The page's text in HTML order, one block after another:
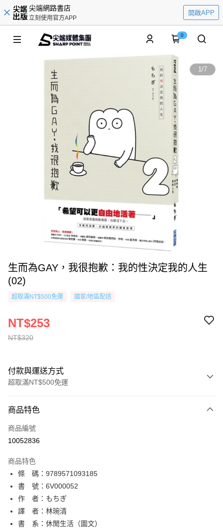
尖端網路書店
立刻使用官方APP
開啟APP
0
1/7
生而為GAY，我很抱歉：我的性決定我的人生
(02)
超取滿NT$500免運 國家/地區配送
NT$320
NT$253
付款與運送方式
超取滿NT$500免運
信用卡一次付款
超商取貨付款
相關說明
【關於「AFTEE先享後付」】
AFTEE先享後付是「在收到商品之後才付款」的支付方式。 讓您購物簡單
便利好安心！
１．簡單：不需註冊會員、不需綁卡、不需儲值。
２．便利：只要手機號碼，簡訊認證，即可結帳。
３．安心：先確認商品／服務後，再付款。
ATM付款
運送方式
全家取貨付款
商品特色
商品編號
10052836
商品特色
條 碼：9789571093185
書 號：6V000052
作 者：もちぎ
譯 者：林琬清
書 系：休閒生活（圖文）